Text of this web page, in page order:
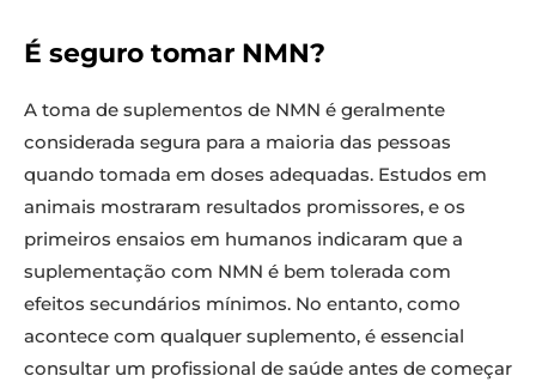
É seguro tomar NMN?
A toma de suplementos de NMN é geralmente
considerada segura para a maioria das pessoas
quando tomada em doses adequadas. Estudos em
animais mostraram resultados promissores, e os
primeiros ensaios em humanos indicaram que a
suplementação com NMN é bem tolerada com
efeitos secundários mínimos. No entanto, como
acontece com qualquer suplemento, é essencial
consultar um profissional de saúde antes de começar